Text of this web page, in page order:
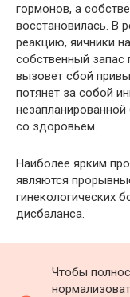
гормонов, а
восстановилась. В
реакцию, яичники
собственный запас
вызовет сбой
потянет за собой
со здоровьем.
Наиболее ярким
являются
гинекологических
дисбаланса.
Чтобы